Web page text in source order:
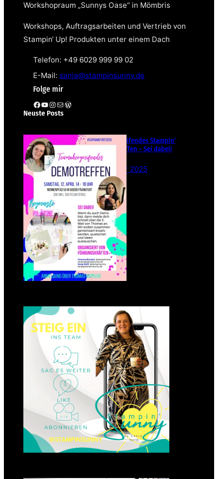
Workshopraum „Sunnys Oase“ in Mömbris
Workshops, Auftragsarbeiten und Vertrieb von
Stampin‘ Up! Produkten unter einem Dach
Telefon: +49 6029 999 99 02
E-Mail: sanja@stampinsunny.de
Folge mir
Facebook YouTube Instagram E-Mail WordPress
Neuste Posts
Teamübergreifendes Stampin‘
Up! Demotreffen – Sei dabei!
26. Februar 2025
Einsteigen 2025 im Team
Stampin‘ Sunny
23. Januar 2025